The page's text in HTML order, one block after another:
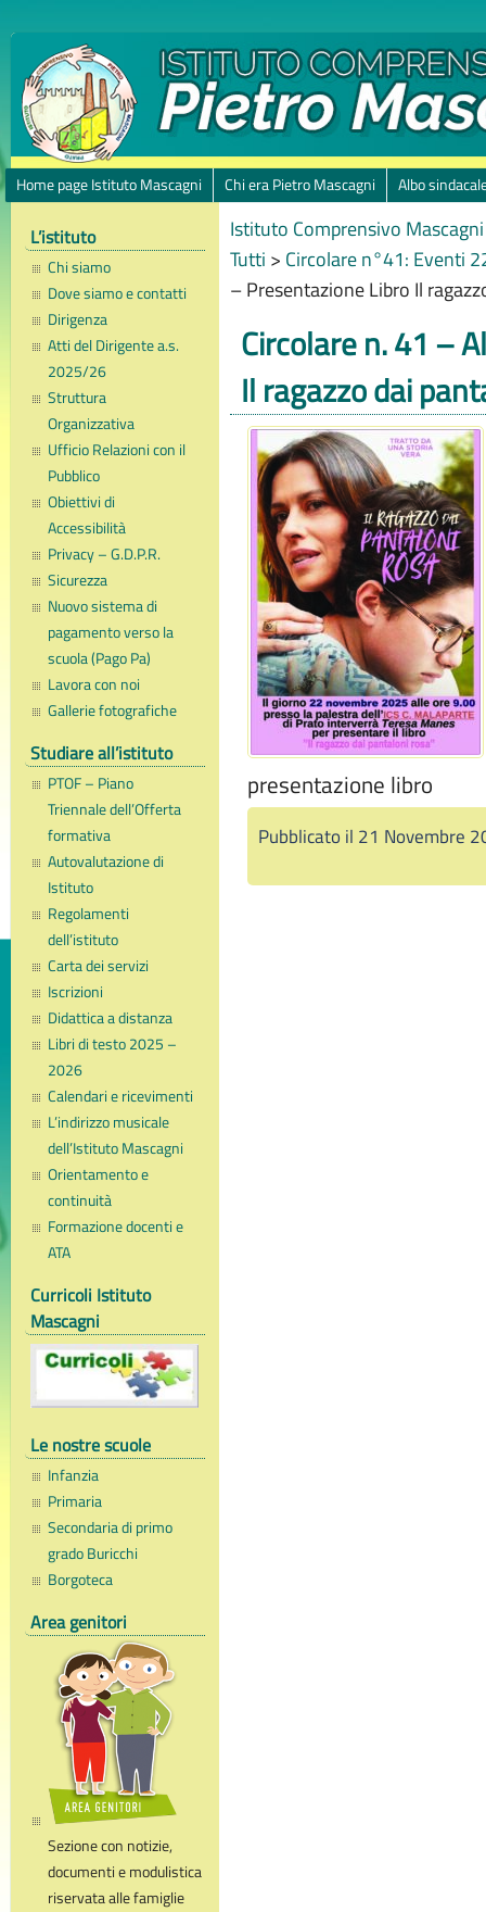
Home page Istituto Mascagni Chi era Pietro Mascagni Albo
L’istituto
Chi siamo
Dove siamo e contatti
Dirigenza
Atti del Dirigente a.s.
2025/26
Struttura
Organizzativa
Ufficio Relazioni con il
Pubblico
Obiettivi di
Accessibilità
Privacy – G.D.P.R.
Sicurezza
Nuovo sistema di
pagamento verso la
scuola (Pago Pa)
Lavora con noi
Gallerie fotografiche
Studiare all’istituto
PTOF – Piano
Triennale dell’Offerta
formativa
Autovalutazione di
Istituto
Regolamenti
dell’istituto
Carta dei servizi
Iscrizioni
Didattica a distanza
Libri di testo 2025 –
2026
Calendari e ricevimenti
L’indirizzo musicale
dell’Istituto Mascagni
Orientamento e
continuità
Formazione docenti e
ATA
Curricoli Istituto
Mascagni
Le nostre scuole
Infanzia
Primaria
Secondaria di primo
grado Buricchi
Borgoteca
Area genitori
Sezione con notizie,
documenti e modulistica
riservata alle famiglie
Istituto Comprensivo
Tutti > Circolare n°41: Eventi
– Presentazione Libro Il
Circolare n. 41 –
Il ragazzo dai
presentazione libro
Pubblicato il 21 Novembre